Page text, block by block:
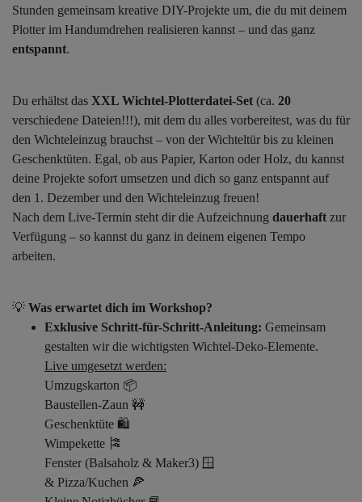
Stunden gemeinsam kreative DIY-Projekte um, die du mit deinem
Plotter im Handumdrehen realisieren kannst – und das ganz
entspannt.
Du erhältst das XXL Wichtel-Plotterdatei-Set (ca. 20
verschiedene Dateien!!!), mit dem du alles vorbereitest, was du für
den Wichteleinzug brauchst – von der Wichteltür bis zu kleinen
Geschenktüten. Egal, ob aus Papier, Karton oder Holz, du kannst
deine Projekte sofort umsetzen und dich so ganz entspannt auf
den 1. Dezember und den Wichteleinzug freuen!
Nach dem Live-Termin steht dir die Aufzeichnung dauerhaft zur
Verfügung – so kannst du ganz in deinem eigenen Tempo
arbeiten.
💡 Was erwartet dich im Workshop?
Exklusive Schritt-für-Schritt-Anleitung: Gemeinsam
gestalten wir die wichtigsten Wichtel-Deko-Elemente.
Live umgesetzt werden:
Umzugskarton 📦
Baustellen-Zaun 🚧
Geschenktüte 🛍️
Wimpekette 🎏
Fenster (Balsaholz & Maker3) 🪟
& Pizza/Kuchen 🍕